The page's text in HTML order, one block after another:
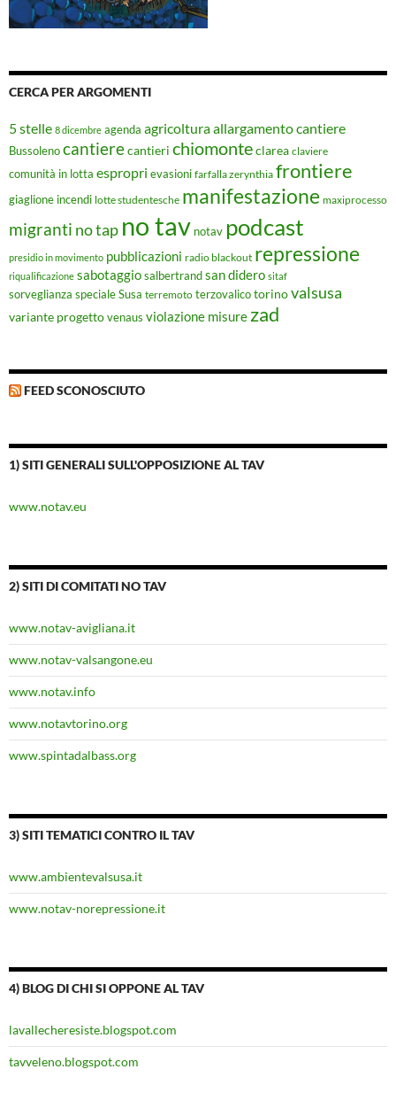
CERCA PER ARGOMENTI
5 stelle 8 dicembre agenda agricolturaallargamento cantiere
Bussolenocantierecantieri chiomonteclarea claviere
comunità in lotta espropri evasioni farfalla zerynthia frontiere
giaglione incendi lotte studentesche manifestazione maxiprocesso
migranti no tap no tav notav podcast
presidio in movimento pubblicazioni radio blackout repressione
riqualificazione sabotaggiosalbertrandsan didero sitaf
sorveglianza speciale Susa terremoto terzovalico torinovalsusa
variante progettovenaus violazione misurezad
FEED SCONOSCIUTO
1) SITI GENERALI SULL'OPPOSIZIONE AL TAV
www.notav.eu
2) SITI DI COMITATI NO TAV
www.notav-avigliana.it
www.notav-valsangone.eu
www.notav.info
www.notavtorino.org
www.spintadalbass.org
3) SITI TEMATICI CONTRO IL TAV
www.ambientevalsusa.it
www.notav-norepressione.it
4) BLOG DI CHI SI OPPONE AL TAV
lavallecheresiste.blogspot.com
tavveleno.blogspot.com